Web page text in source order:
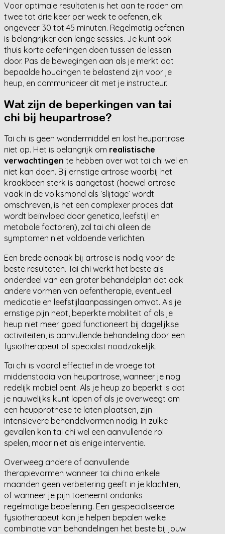
Voor optimale resultaten is het aan te raden om
twee tot drie keer per week te oefenen, elk
ongeveer 30 tot 45 minuten. Regelmatig oefenen
is belangrijker dan lange sessies. Je kunt ook
thuis korte oefeningen doen tussen de lessen
door. Pas de bewegingen aan als je merkt dat
bepaalde houdingen te belastend zijn voor je
heup, en communiceer dit met je instructeur.
Wat zijn de beperkingen van tai
chi bij heupartrose?
Tai chi is geen wondermiddel en lost heupartrose
niet op. Het is belangrijk om realistische
verwachtingen te hebben over wat tai chi wel en
niet kan doen. Bij ernstige artrose waarbij het
kraakbeen sterk is aangetast (hoewel artrose
vaak in de volksmond als ‘slijtage’ wordt
omschreven, is het een complexer proces dat
wordt beïnvloed door genetica, leefstijl en
metabole factoren), zal tai chi alleen de
symptomen niet voldoende verlichten.
Een brede aanpak bij artrose is nodig voor de
beste resultaten. Tai chi werkt het beste als
onderdeel van een groter behandelplan dat ook
andere vormen van oefentherapie, eventueel
medicatie en leefstijlaanpassingen omvat. Als je
ernstige pijn hebt, beperkte mobiliteit of als je
heup niet meer goed functioneert bij dagelijkse
activiteiten, is aanvullende behandeling door een
fysiotherapeut of specialist noodzakelijk.
Tai chi is vooral effectief in de vroege tot
middenstadia van heupartrose, wanneer je nog
redelijk mobiel bent. Als je heup zo beperkt is dat
je nauwelijks kunt lopen of als je overweegt om
een heupprothese te laten plaatsen, zijn
intensievere behandelvormen nodig. In zulke
gevallen kan tai chi wel een aanvullende rol
spelen, maar niet als enige interventie.
Overweeg andere of aanvullende
therapievormen wanneer tai chi na enkele
maanden geen verbetering geeft in je klachten,
of wanneer je pijn toeneemt ondanks
regelmatige beoefening. Een gespecialiseerde
fysiotherapeut kan je helpen bepalen welke
combinatie van behandelingen het beste bij jouw